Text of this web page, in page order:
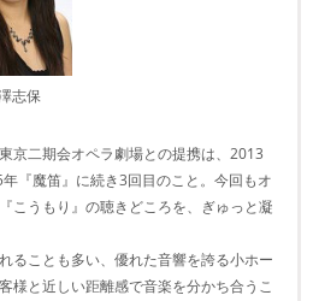
志保
京二期会オペラ劇場との提携は、2013
『魔笛』に続き3回目のこと。今回もオ
こうもり』の聴きどころを、ぎゅっと凝
ることも多い、優れた音響を誇る小ホー
様と近しい距離感で音楽を分かち合うこ